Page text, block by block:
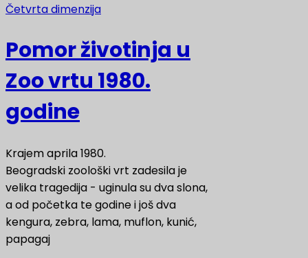
Četvrta dimenzija
Pomor životinja u
Zoo vrtu 1980.
godine
Krajem aprila 1980.
Beogradski zoološki vrt zadesila je
velika tragedija - uginula su dva slona,
a od početka te godine i još dva
kengura, zebra, lama, muflon, kunić,
papagaj